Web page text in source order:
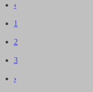
‹
1
2
3
›